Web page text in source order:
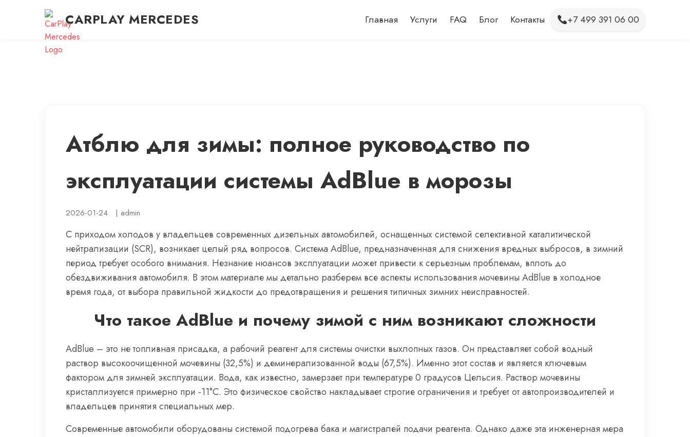
CARPLAY MERCEDES Главная Услуги FAQ Блог Контакты +7 499 391 06 00
Атблю для зимы: полное руководство по
эксплуатации системы AdBlue в морозы
2026-01-24 | admin
С приходом холодов у владельцев современных дизельных автомобилей, оснащенных системой селективной каталитической
нейтрализации (SCR), возникает целый ряд вопросов. Система AdBlue, предназначенная для снижения вредных выбросов, в зимний
период требует особого внимания. Незнание нюансов эксплуатации может привести к серьезным проблемам, вплоть до
обездвиживания автомобиля. В этом материале мы детально разберем все аспекты использования мочевины AdBlue в холодное
время года, от выбора правильной жидкости до предотвращения и решения типичных зимних неисправностей.
Что такое AdBlue и почему зимой с ним возникают сложности
AdBlue – это не топливная присадка, а рабочий реагент для системы очистки выхлопных газов. Он представляет собой водный
раствор высокоочищенной мочевины (32,5%) и деминерализованной воды (67,5%). Именно этот состав и является ключевым
фактором для зимней эксплуатации. Вода, как известно, замерзает при температуре 0 градусов Цельсия. Раствор мочевины
кристаллизуется примерно при -11°C. Это физическое свойство накладывает строгие ограничения и требует от автопроизводителей и
владельцев принятия специальных мер.
Современные автомобили оборудованы системой подогрева бака и магистралей подачи реагента. Однако даже эта инженерная мера